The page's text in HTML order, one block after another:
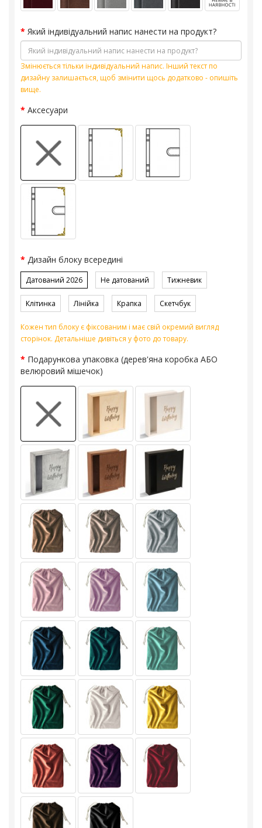
Який індивідуальний напис нанести на продукт?
Змінюється тільки індивідуальний напис. Інший текст по
дизайну залишається, щоб змінити щось додатково - опишіть
вище.
Аксесуари
Дизайн блоку всередині
Датований 2026 Не датований Тижневик
Клітинка Лінійка Крапка Скетчбук
Кожен тип блоку є фіксованим і має свій окремий вигляд
сторінок. Детальніше дивіться у фото до товару.
Подарункова упаковка (дерев'яна коробка АБО
велюровий мішечок)